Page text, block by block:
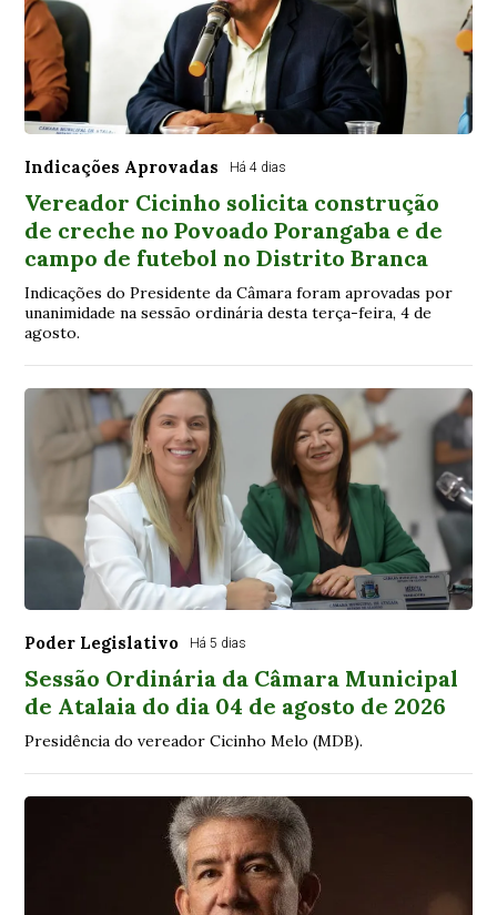
Indicações Aprovadas Há 4 dias
Vereador Cicinho solicita construção
de creche no Povoado Porangaba e de
campo de futebol no Distrito Branca
Indicações do Presidente da Câmara foram aprovadas por
unanimidade na sessão ordinária desta terça-feira, 4 de
agosto.
Poder Legislativo Há 5 dias
Sessão Ordinária da Câmara Municipal
de Atalaia do dia 04 de agosto de 2026
Presidência do vereador Cicinho Melo (MDB).